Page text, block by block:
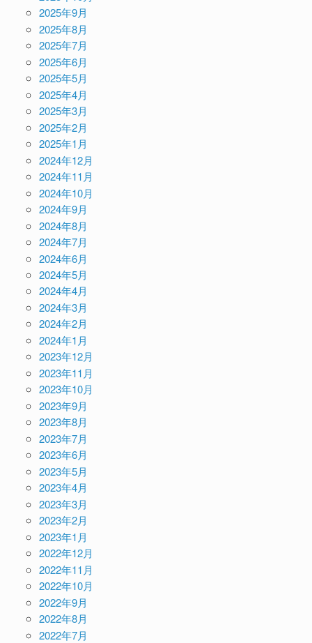
2025年9月
2025年8月
2025年7月
2025年6月
2025年5月
2025年4月
2025年3月
2025年2月
2025年1月
2024年12月
2024年11月
2024年10月
2024年9月
2024年8月
2024年7月
2024年6月
2024年5月
2024年4月
2024年3月
2024年2月
2024年1月
2023年12月
2023年11月
2023年10月
2023年9月
2023年8月
2023年7月
2023年6月
2023年5月
2023年4月
2023年3月
2023年2月
2023年1月
2022年12月
2022年11月
2022年10月
2022年9月
2022年8月
2022年7月